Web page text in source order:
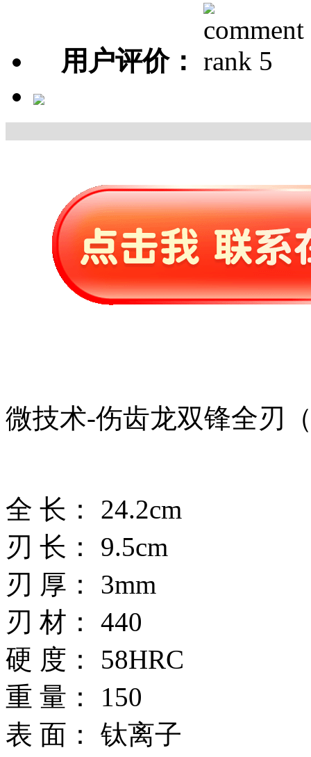
用户评价：
微技术-伤齿龙双锋全刃
全 长： 24.2cm
刃 长： 9.5cm
刃 厚： 3mm
刃 材： 440
硬 度： 58HRC
重 量： 150
表 面： 钛离子